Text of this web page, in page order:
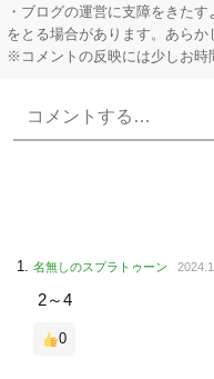
・ブログの運営に支障をきた
をとる場合があります。あらか
※コメントの反映には少しお時
名無しのスプラトゥーン
2～4
0